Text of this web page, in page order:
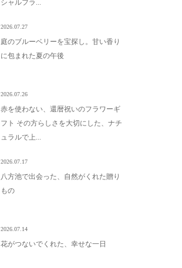
シャルフラ...
2026.07.27
庭のブルーベリーを宝探し。甘い香り
に包まれた夏の午後
2026.07.26
赤を使わない、還暦祝いのフラワーギ
フト その方らしさを大切にした、ナチ
ュラルで上...
2026.07.17
八方池で出会った、自然がくれた贈り
もの
2026.07.14
花がつないでくれた、幸せな一日